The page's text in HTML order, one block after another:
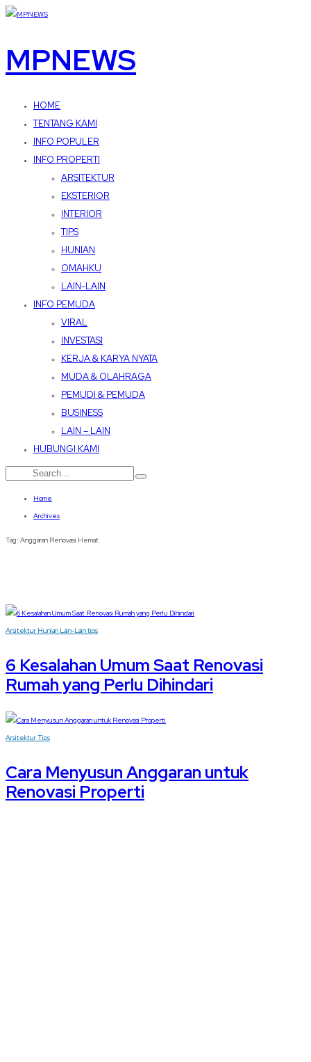
MPNEWS
HOME
TENTANG KAMI
INFO POPULER
INFO PROPERTI
ARSITEKTUR
EKSTERIOR
INTERIOR
TIPS
HUNIAN
OMAHKU
LAIN-LAIN
INFO PEMUDA
VIRAL
INVESTASI
KERJA & KARYA NYATA
MUDA & OLAHRAGA
PEMUDI & PEMUDA
BUSINESS
LAIN – LAIN
HUBUNGI KAMI
Home
Archives
Tag: Anggaran Renovasi Hemat
Arsitektur Hunian Lain-Laintips
6 Kesalahan Umum Saat Renovasi
Rumah yang Perlu Dihindari
ArsitekturTips
Cara Menyusun Anggaran untuk
Renovasi Properti